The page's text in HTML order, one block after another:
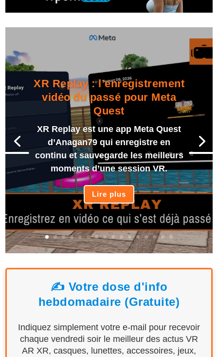
XR Replay : l’enregistrement
vidéo du passé pour Meta
Quest
XR Replay est une app Meta Quest
d’Anagan79 qui enregistre en
continu et sauvegarde les meilleurs
moments d’une session VR.
Lire plus
✍️ Votre dose d'info
hebdomadaire (Gratuite)
Indiquez simplement votre e-mail pour recevoir
chaque vendredi soir le meilleur des actus VR
AR XR, casques, lunettes, accessoires, jeux,